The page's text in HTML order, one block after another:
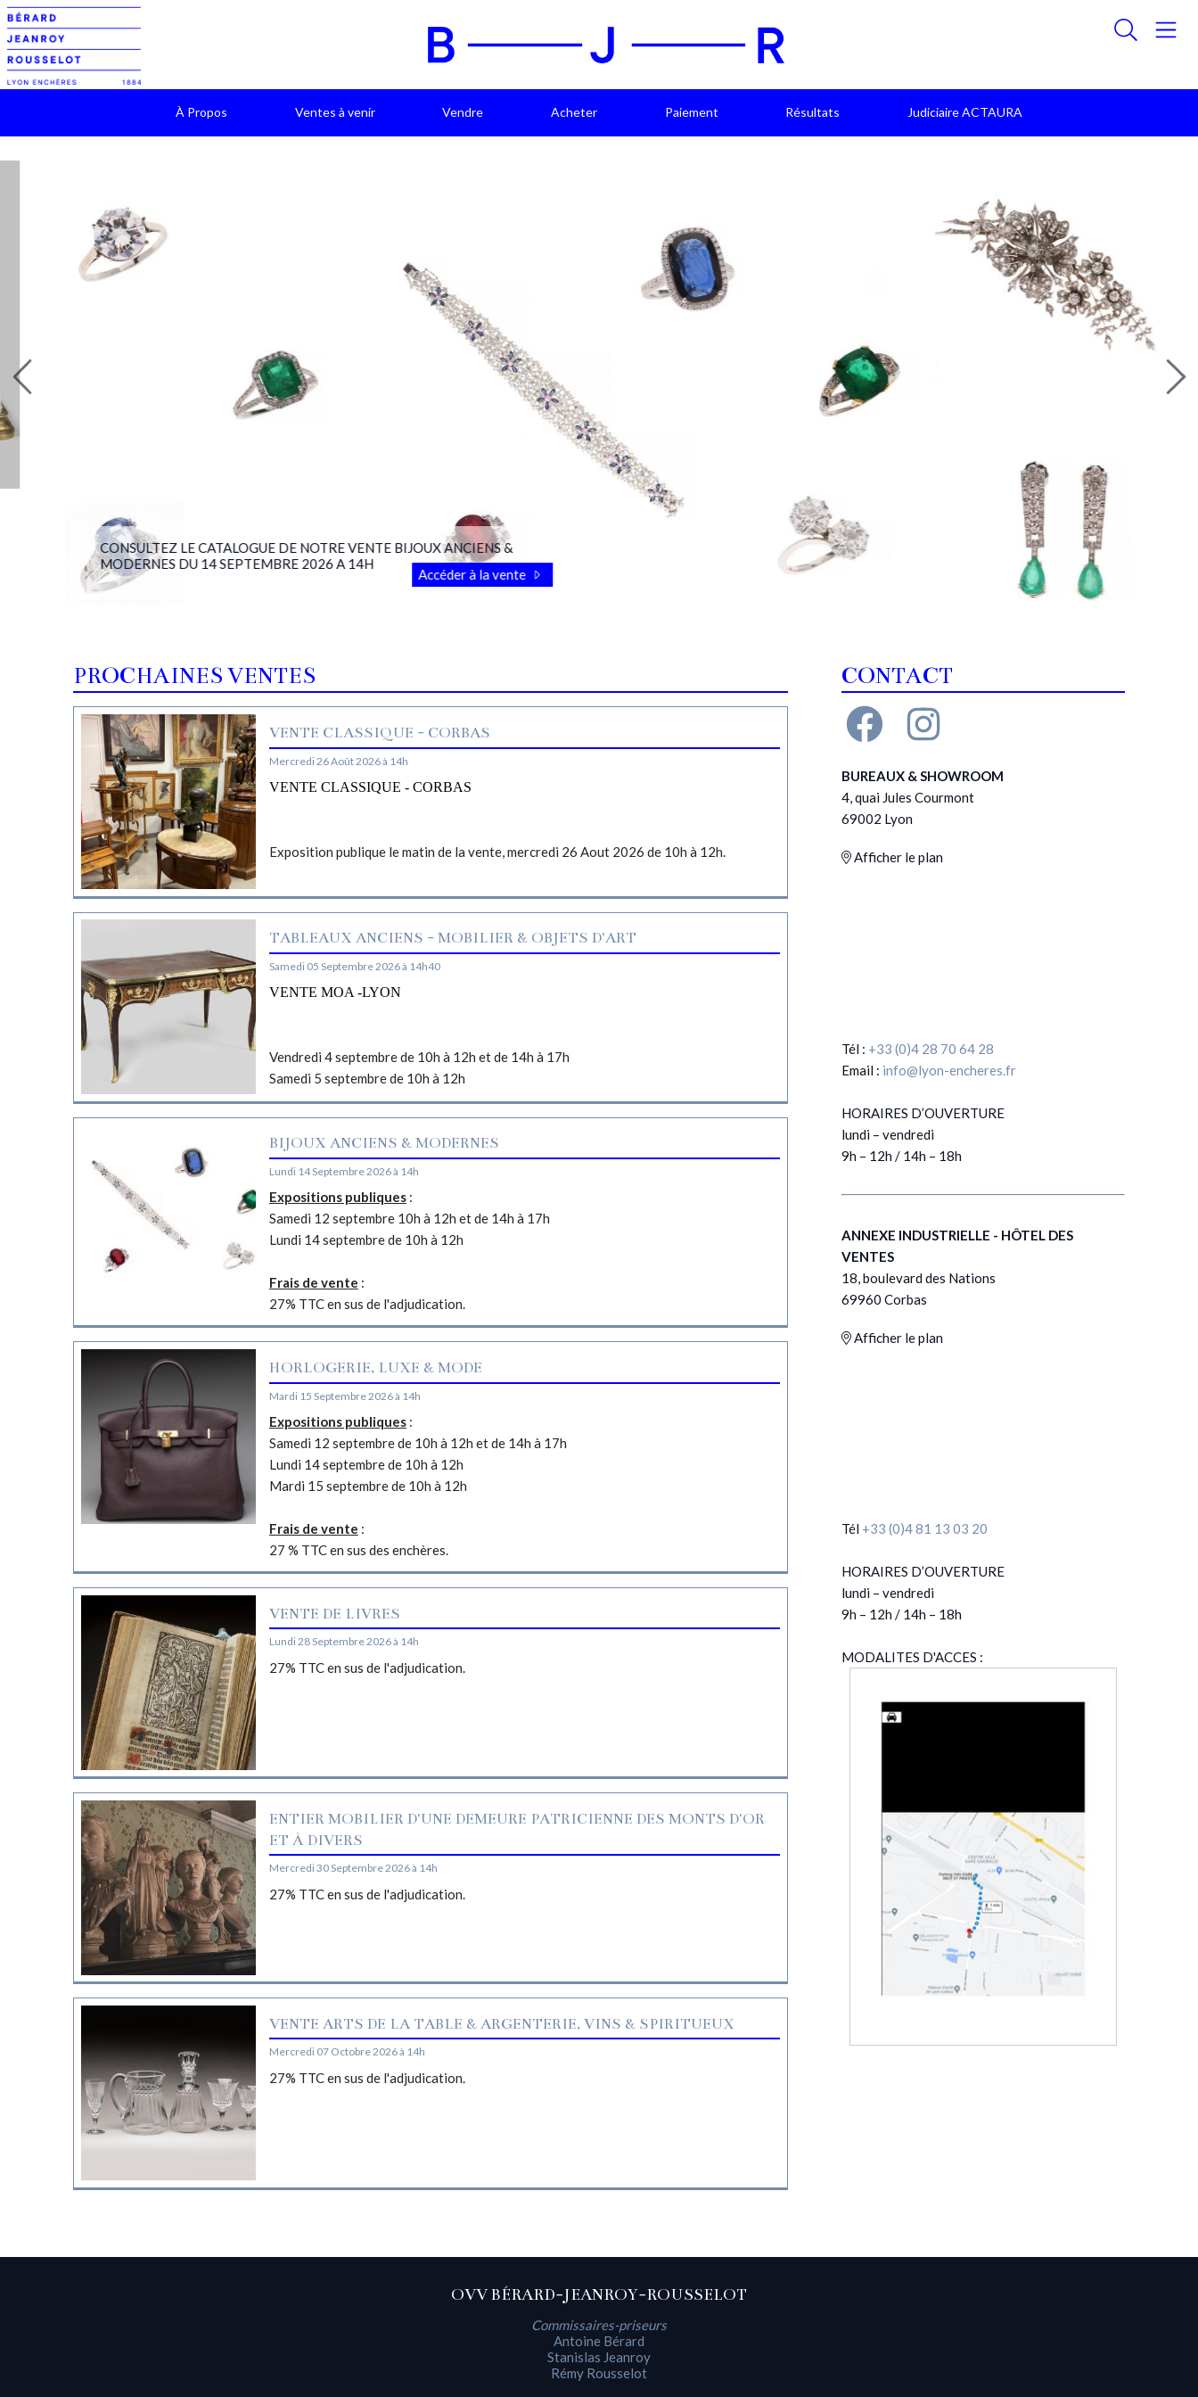
À Propos Ventes à venir Vendre Acheter Paiement Résultats Judiciaire ACTAURA
CONSULTEZ LE CATALOGUE DE NOTRE VENTE BIJOUX ANCIENS &
MODERNES DU 14 SEPTEMBRE 2026 A 14H
Accéder à la vente
PROCHAINES VENTES
VENTE CLASSIQUE - CORBAS
Mercredi 26 Août 2026 à 14h
VENTE CLASSIQUE - CORBAS
Exposition publique le matin de la vente, mercredi 26 Aout 2026 de 10h à 12h.
TABLEAUX ANCIENS - MOBILIER & OBJETS D'ART
Samedi 05 Septembre 2026 à 14h40
VENTE MOA -LYON
Vendredi 4 septembre de 10h à 12h et de 14h à 17h
Samedi 5 septembre de 10h à 12h
BIJOUX ANCIENS & MODERNES
Lundi 14 Septembre 2026 à 14h
Expositions publiques:
Samedi 12 septembre 10h à 12h et de 14h à 17h
Lundi 14 septembre de 10h à 12h
Frais de vente :
27% TTC en sus de l'adjudication.
HORLOGERIE, LUXE & MODE
Mardi 15 Septembre 2026 à 14h
Expositions publiques:
Samedi 12 septembre de 10h à 12h et de 14h à 17h
Lundi 14 septembre de 10h à 12h
Mardi 15 septembre de 10h à 12h
Frais de vente :
27 % TTC en sus des enchères.
VENTE DE LIVRES
Lundi 28 Septembre 2026 à 14h
27% TTC en sus de l'adjudication.
ENTIER MOBILIER D'UNE DEMEURE PATRICIENNE DES MONTS D'OR
ET À DIVERS
Mercredi 30 Septembre 2026 à 14h
27% TTC en sus de l'adjudication.
VENTE ARTS DE LA TABLE & ARGENTERIE, VINS & SPIRITUEUX
Mercredi 07 Octobre 2026 à 14h
27% TTC en sus de l'adjudication.
CONTACT
BUREAUX & SHOWROOM
4, quai Jules Courmont
69002 Lyon
Afficher le plan
Tél : +33 (0)4 28 70 64 28
Email : info@lyon-encheres.fr
HORAIRES D’OUVERTURE
lundi – vendredi
9h – 12h / 14h – 18h
ANNEXE INDUSTRIELLE - HÔTEL DES
VENTES
18, boulevard des Nations
69960 Corbas
Afficher le plan
Tél +33 (0)4 81 13 03 20
HORAIRES D’OUVERTURE
lundi – vendredi
9h – 12h / 14h – 18h
MODALITES D'ACCES :
OVV BÉRARD-JEANROY-ROUSSELOT
Commissaires-priseurs
Antoine Bérard
Stanislas Jeanroy
Rémy Rousselot